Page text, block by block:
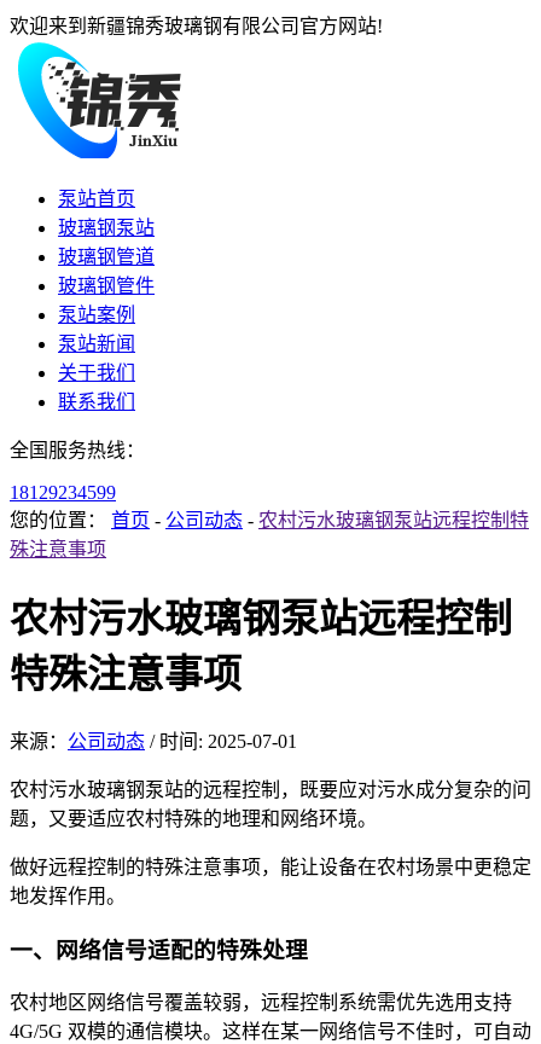
欢迎来到新疆锦秀玻璃钢有限公司官方网站!
泵站首页
玻璃钢泵站
玻璃钢管道
玻璃钢管件
泵站案例
泵站新闻
关于我们
联系我们
全国服务热线：
18129234599
您的位置： 首页 - 公司动态 - 农村污水玻璃钢泵站远程控制特
殊注意事项
农村污水玻璃钢泵站远程控制
特殊注意事项
来源： 公司动态 / 时间: 2025-07-01
农村污水玻璃钢泵站的远程控制，既要应对污水成分复杂的问
题，又要适应农村特殊的地理和网络环境。
做好远程控制的特殊注意事项，能让设备在农村场景中更稳定
地发挥作用。
一、网络信号适配的特殊处理
农村地区网络信号覆盖较弱，远程控制系统需优先选用支持
4G/5G 双模的通信模块。这样在某一网络信号不佳时，可自动